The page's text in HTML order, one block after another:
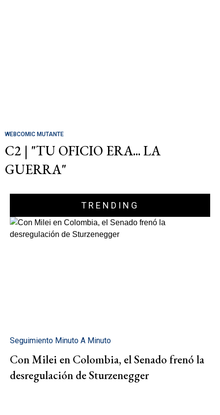
WEBCOMIC MUTANTE
C2 | "TU OFICIO ERA... LA
GUERRA"
TRENDING
Seguimiento Minuto A Minuto
Con Milei en Colombia, el Senado frenó la
desregulación de Sturzenegger